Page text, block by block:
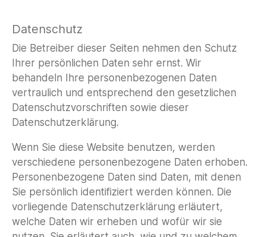
Datenschutz
Die Betreiber dieser Seiten nehmen den Schutz
Ihrer persönlichen Daten sehr ernst. Wir
behandeln Ihre personenbezogenen Daten
vertraulich und entsprechend den gesetzlichen
Datenschutzvorschriften sowie dieser
Datenschutzerklärung.
Wenn Sie diese Website benutzen, werden
verschiedene personenbezogene Daten erhoben.
Personenbezogene Daten sind Daten, mit denen
Sie persönlich identifiziert werden können. Die
vorliegende Datenschutzerklärung erläutert,
welche Daten wir erheben und wofür wir sie